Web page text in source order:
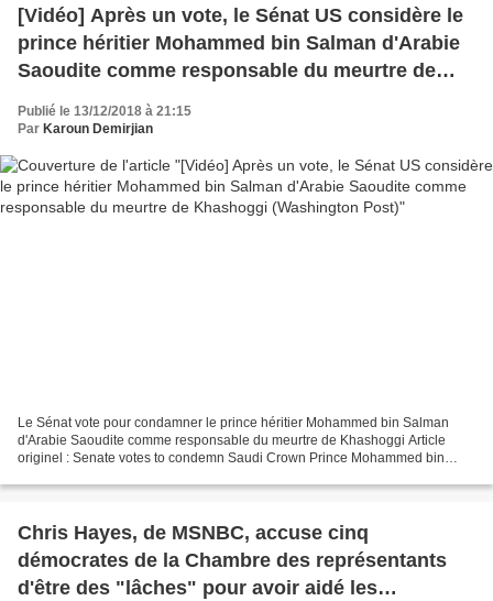
[Vidéo] Après un vote, le Sénat US considère le
prince héritier Mohammed bin Salman d'Arabie
Saoudite comme responsable du meurtre de
Publié le 13/12/2018 à 21:15
Par Karoun Demirjian
Le Sénat vote pour condamner le prince héritier Mohammed bin Salman
d'Arabie Saoudite comme responsable du meurtre de Khashoggi Article
originel : Senate votes to condemn Saudi Crown Prince Mohammed bin
Chris Hayes, de MSNBC, accuse cinq
démocrates de la Chambre des représentants
d'être des "lâches" pour avoir aidé les